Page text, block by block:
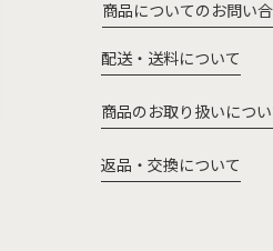
商品についてのお問い
配送・送料について
商品のお取り扱いにつ
返品・交換について